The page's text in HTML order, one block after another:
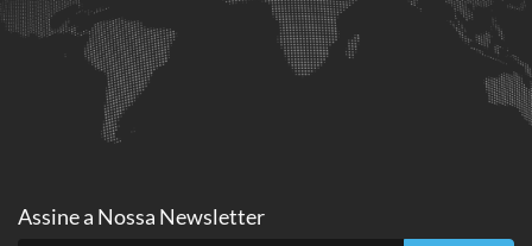
Assine a Nossa Newsletter